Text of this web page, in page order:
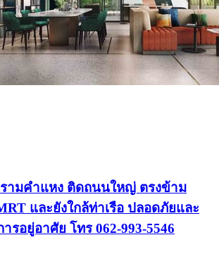
ามคำแหง ติดถนนใหญ่ ตรงข้าม
และยังใกล้ท่าเรือ ปลอดภัยและ
รอยู่อาศัย โทร 062-993-5546